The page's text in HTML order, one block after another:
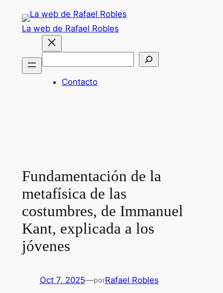
contenido
La web de Rafael Robles
Buscar
Contacto
Fundamentación de la
metafísica de las
costumbres, de Immanuel
Kant, explicada a los
jóvenes
Oct 7, 2025—porRafael Robles